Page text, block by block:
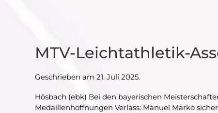
MTV-Leichtathletik-
Geschrieben am 21. Juli 2025.
Hösbach (ebk) Bei den bayerischen
Medaillenhoffnungen Verlass: Manuel Marko